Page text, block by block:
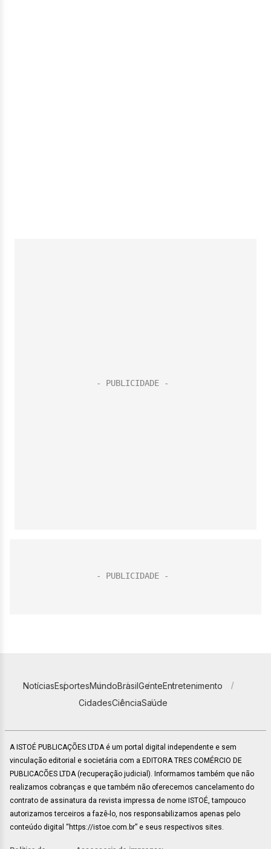
NotíciasEsportesMundoBrasilGenteEntretenimento
CidadesCiênciaSaúde
A ISTOÉ PUBLICAÇÕES LTDA é um portal digital independente e sem
vinculação editorial e societária com a EDITORA TRES COMÉRCIO DE
PUBLICACÕES LTDA (recuperação judicial). Informamos também que não
realizamos cobranças e que também não oferecemos cancelamento do
contrato de assinatura da revista impressa de nome ISTOÉ, tampouco
autorizamos terceiros a fazê-lo, nos responsabilizamos apenas pelo
conteúdo digital “https://istoe.com.br” e seus respectivos sites.